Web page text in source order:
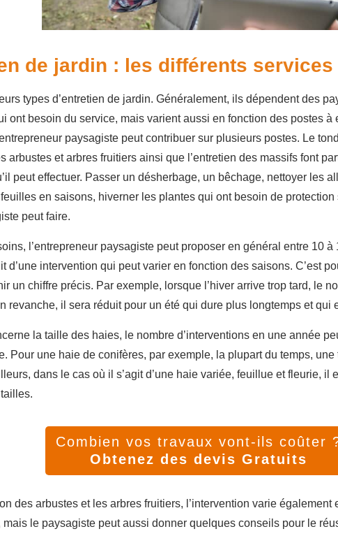
de jardin : les différents
types d’entretien de jardin. Généralement, ils dépendent des
ont besoin du service, mais varient aussi en fonction des postes à
paysagiste peut contribuer sur plusieurs postes. Le
arbustes et arbres fruitiers ainsi que l’entretien des massifs font
peut effectuer. Passer un désherbage, un bêchage, nettoyer les
en saisons, hiverner les plantes qui ont besoin de
peut faire.
l’entrepreneur paysagiste peut proposer en général entre 10 à
d’une intervention qui peut varier en fonction des saisons. C’est
un chiffre précis. Par exemple, lorsque l’hiver arrive trop tard, le
revanche, il sera réduit pour un été qui dure plus longtemps et qui
la taille des haies, le nombre d’interventions en une année
Pour une haie de conifères, par exemple, la plupart du temps,
dans le cas où il s’agit d’une haie variée, feuillue et fleurie, il
Combien vos travaux vont-ils coûter
Obtenez des devis Gratuits
des arbustes et les arbres fruitiers, l’intervention varie également
mais le paysagiste peut aussi donner quelques conseils pour le